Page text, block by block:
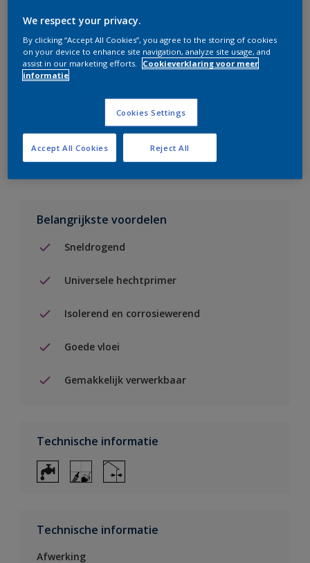
Boodschappenlijst
Vind een verkooppunt
Voeg toe aan project
Zie kleur in de Sikkens Visualizer App
Belangrijkste voordelen
Sneldrogend
Universele hechtprimer
Isolerend en corrosiewerend
Goede vloei
Gemakkelijk verwerkbaar
Technische informatie
Technische informatie
Afwerking
We respect your privacy.
By clicking “Accept All Cookies”, you agree to the storing of cookies
on your device to enhance site navigation, analyze site usage, and
assist in our marketing efforts.
Cookieverklaring voor meer
informatie
Cookies Settings
Reject All
Accept All Cookies